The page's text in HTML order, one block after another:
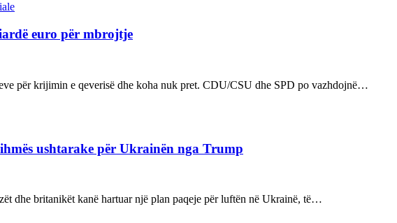
euro për mbrojtje
për krijimin e qeverisë dhe koha nuk pret. CDU/CSU dhe SPD po vazhdojnë…
ushtarake për Ukrainën nga Trump
dhe britanikët kanë hartuar një plan paqeje për luftën në Ukrainë, të…